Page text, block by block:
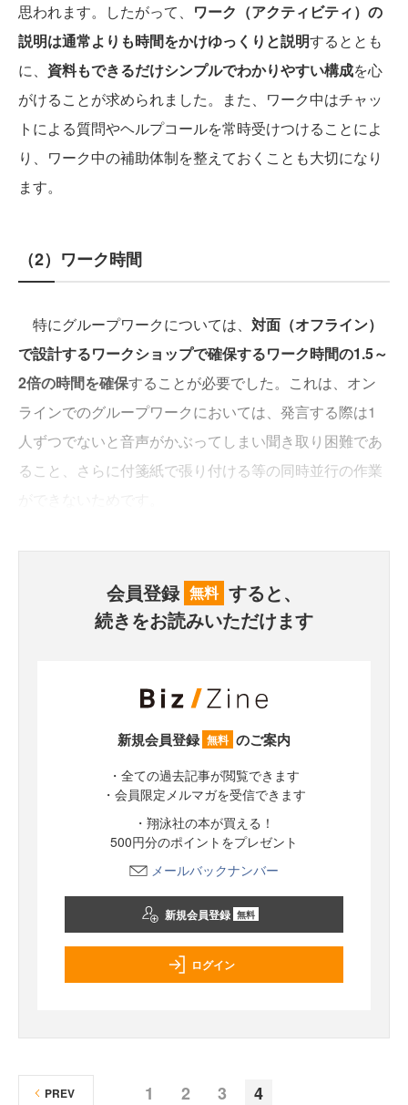
思われます。したがって、 ワーク（アクティビティ）の
説明は通常よりも時間をかけゆっくりと説明するととも
に、 資料もできるだけシンプルでわかりやすい構成を心
がけることが求められました。また、ワーク中はチャッ
トによる質問やヘルプコールを常時受けつけることによ
り、ワーク中の補助体制を整えておくことも大切になり
ます。
（2）ワーク時間
特にグループワークについては、 対面（オフライン）
で設計するワークショップで確保するワーク時間の1.5～
2倍の時間を確保することが必要でした。これは、オン
ラインでのグループワークにおいては、発言する際は1
人ずつでないと音声がかぶってしまい聞き取り困難であ
ること、さらに付箋紙で張り付ける等の同時並行の作業
会員登録 無料 すると、
続きをお読みいただけます
新規会員登録 無料 のご案内
・全ての過去記事が閲覧できます
・会員限定メルマガを受信できます
・翔泳社の本が買える！
500円分のポイントをプレゼント
メールバックナンバー
新規会員登録 無料
ログイン
1 2 3 4
PREV